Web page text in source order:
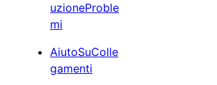
uzioneProble
mi
AiutoSuColle
gamenti